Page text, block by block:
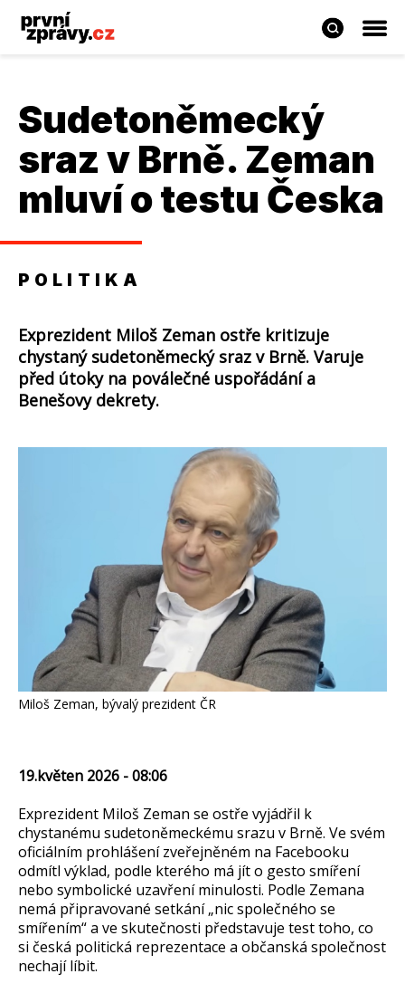
Sudetoněmecký
sraz v Brně. Zeman
mluví o testu Česka
POLITIKA
Exprezident Miloš Zeman ostře kritizuje
chystaný sudetoněmecký sraz v Brně. Varuje
před útoky na poválečné uspořádání a
Benešovy dekrety.
Miloš Zeman, bývalý prezident ČR
19.květen 2026 - 08:06
Exprezident Miloš Zeman se ostře vyjádřil k
chystanému sudetoněmeckému srazu v Brně. Ve svém
oficiálním prohlášení zveřejněném na Facebooku
odmítl výklad, podle kterého má jít o gesto smíření
nebo symbolické uzavření minulosti. Podle Zemana
nemá připravované setkání „nic společného se
smířením“ a ve skutečnosti představuje test toho, co
si česká politická reprezentace a občanská společnost
nechají líbit.